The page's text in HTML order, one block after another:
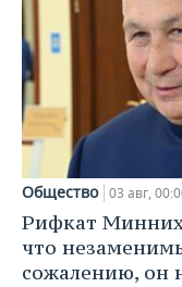
Общество 03 авг,
Рифкат
что
сожалению, он